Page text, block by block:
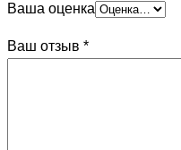
Ваша оценка
Ваш отзыв *